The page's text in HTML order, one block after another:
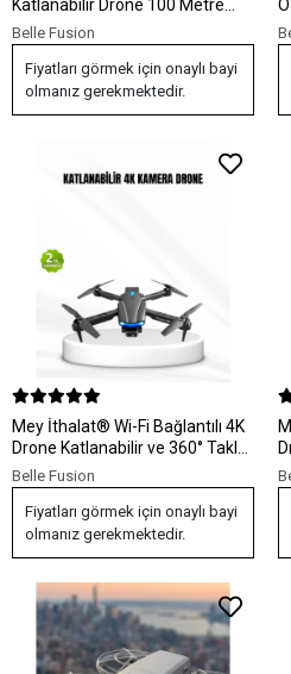
Katlanabilir Drone 100 Metre
Uçuş Mesafeli
Belle Fusion
Fiyatları görmek için onaylı bayi
olmanız gerekmektedir.
Mey İthalat® Wi-Fi Bağlantılı 4K
Drone Katlanabilir ve 360° Takla
Özellikli
Belle Fusion
Fiyatları görmek için onaylı bayi
olmanız gerekmektedir.